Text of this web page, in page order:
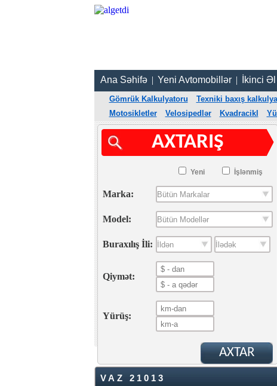
Ana Səhifə | Yeni Avtomobillər | İkinci
Gömrük Kalkulyatoru Texniki baxış
Motosikletler
Velosipedlər Kvadracikl
AXTARIŞ
İşlənmiş
Yeni
Marka:
Model:
Buraxılış İli:
Qiymət:
Yürüş:
VAZ 21013